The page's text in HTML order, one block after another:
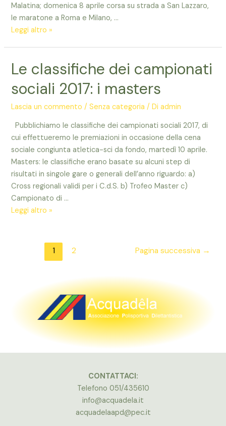
Malatina; domenica 8 aprile corsa su strada a San Lazzaro,
le maratone a Roma e Milano, …
Che
meeting
Copparo
…
le
altre
gare
del
fine
settimana
7-
8
Leggi altro »
Le classifiche dei campionati
sociali 2017: i masters
Lascia un commento /Senza categoria / Diadmin
Pubblichiamo le classifiche dei campionati sociali 2017, di
cui effettueremo le premiazioni in occasione della cena
sociale congiunta atletica-sci da fondo, martedì 10 aprile.
Masters: le classifiche erano basate su alcuni step di
risultati in singole gare o generali dell’anno riguardo: a)
Cross regionali validi per i C.d.S. b) Trofeo Master c)
Campionato di …
Le
campionati
masters
Leggi altro »
1 2 Pagina successiva →
CONTATTACI:
Telefono 051/435610
info@acquadela.it
acquadelaapd@pec.it